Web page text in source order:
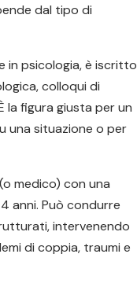
dal tipo di
in psicologia, è iscritto
colloqui di
la figura giusta per un
una situazione o per
medico) con una
anni. Può condurre
intervenendo
di coppia, traumi e